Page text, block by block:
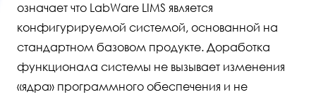
означает что LabWare LIMS является
конфигурируемой системой, основанной на
стандартном базовом продукте. Доработка
функционала системы не вызывает изменения
«ядра» программного обеспечения и не